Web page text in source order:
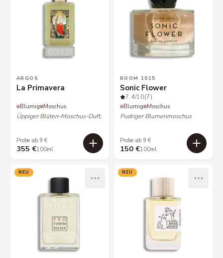
ARGOS
La Primavera
Blumig Moschus
Üppiger Blüten-Moschus-Duft.
Probe ab 9 €
355 €100ml
ROOM 1015
Sonic Flower
7.4/10(7)
Blumig Moschus
Pudriger Blumenmoschus
Probe ab 9 €
150 €100ml
NEU NEU